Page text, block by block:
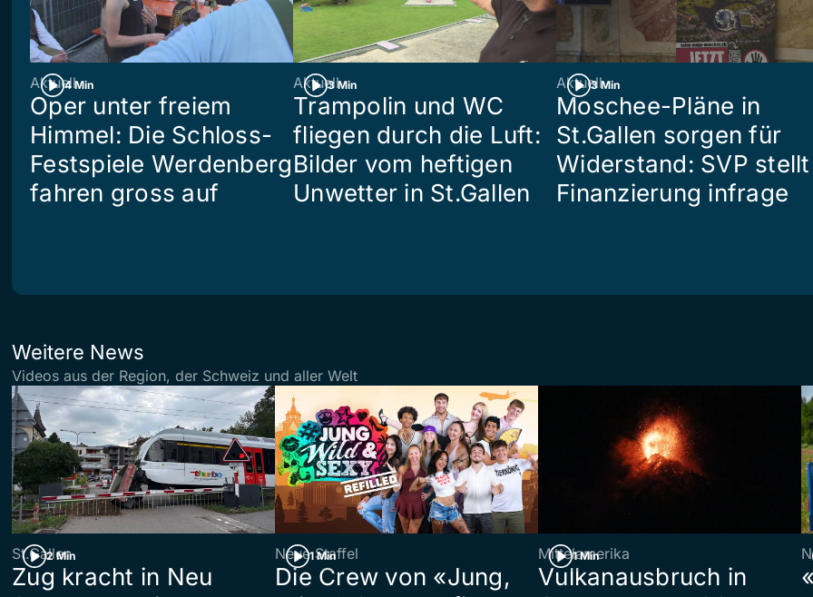
4 Min
Aktuell
Oper unter freiem
Himmel: Die Schloss-
Festspiele Werdenberg
fahren gross auf
3 Min
Aktuell
Trampolin und WC
fliegen durch die Luft:
Bilder vom heftigen
Unwetter in St.Gallen
3 Min
Aktuell
Moschee-Pläne in
St.Gallen sorgen für
Widerstand: SVP stellt
Finanzierung infrage
Weitere News
Videos aus der Region, der Schweiz und aller Welt
2 Min
St.Gallen
Zug kracht in Neu
1 Min
Neue Staffel
Die Crew von «Jung,
1 Min
Mittelamerika
Vulkanausbruch in